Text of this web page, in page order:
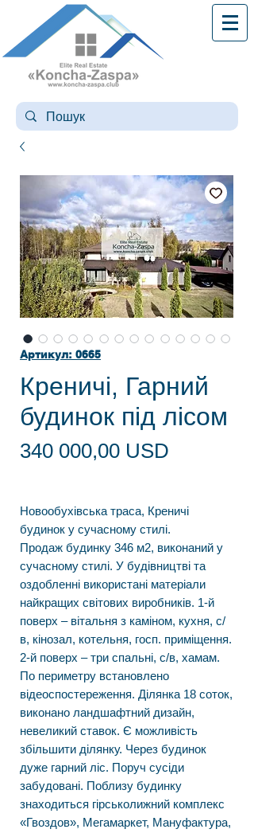
Артикул: 0665
Креничі, Гарний
будинок під лісом
340 000,00 USD
Новообухівська траса, Креничі
будинок у сучасному стилі.
Продаж будинку 346 м2, виконаний у
сучасному стилі. У будівництві та
оздобленні використані матеріали
найкращих світових виробників. 1-й
поверх – вітальня з каміном, кухня, с/
в, кінозал, котельня, госп. приміщення.
2-й поверх – три спальні, с/в, хамам.
По периметру встановлено
відеоспостереження. Ділянка 18 соток,
виконано ландшафтний дизайн,
невеликий ставок. Є можливість
збільшити ділянку. Через будинок
дуже гарний ліс. Поруч сусіди
забудовані. Поблизу будинку
знаходиться гірськолижний комплекс
«Гвоздов», Мегамаркет, Мануфактура,